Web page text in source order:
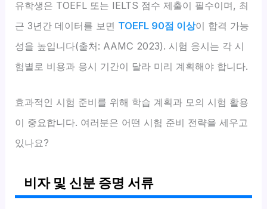
유학생은 TOEFL 또는 IELTS 점수 제출이 필수이며, 최
근 3년간 데이터를 보면 TOEFL 90점 이상이 합격 가능
성을 높입니다(출처: AAMC 2023). 시험 응시는 각 시
험별로 비용과 응시 기간이 달라 미리 계획해야 합니다.
효과적인 시험 준비를 위해 학습 계획과 모의 시험 활용
이 중요합니다. 여러분은 어떤 시험 준비 전략을 세우고
있나요?
비자 및 신분 증명 서류